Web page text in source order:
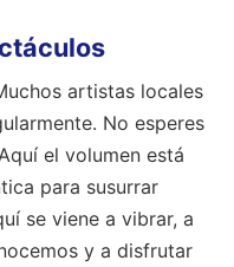
artistas locales
No esperes
el volumen está
para susurrar
se viene a vibrar, a
y a disfrutar